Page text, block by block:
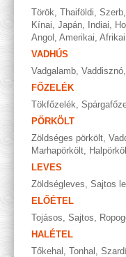
Török, Thaiföldi, Szerb,
Kínai, Japán, Indiai,
Angol , Amerikai, Afrikai
VADHÚS
Vadgalamb, Vaddisznó,
FŐZELÉK
Tökfőzelék,
PÖRKÖLT
Zöldséges pörkölt,
Marhapörkölt,
LEVES
Zöldségleves, Sajtos
ELŐÉTEL
Tojásos, Sajtos,
HALÉTEL
Tőkehal , Tonhal ,